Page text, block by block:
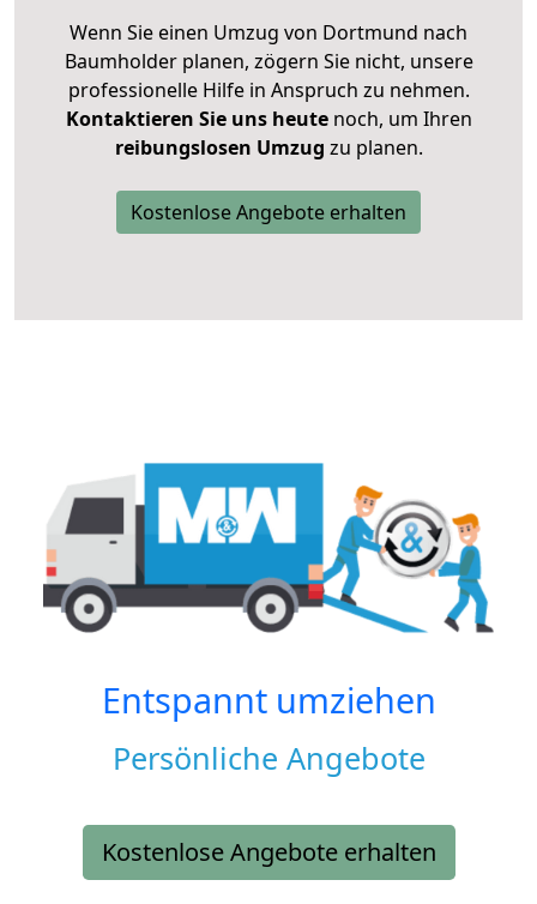
Wenn Sie einen Umzug von Dortmund nach
Baumholder planen, zögern Sie nicht, unsere
professionelle Hilfe in Anspruch zu nehmen.
Kontaktieren Sie uns heutenoch, um Ihren
reibungslosen Umzug zu planen.
Kostenlose Angebote erhalten
Entspannt umziehen
Persönliche Angebote
Kostenlose Angebote erhalten